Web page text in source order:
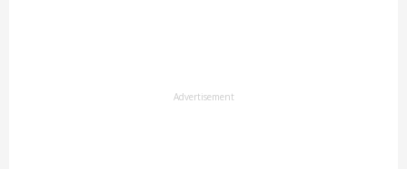
Advertisement